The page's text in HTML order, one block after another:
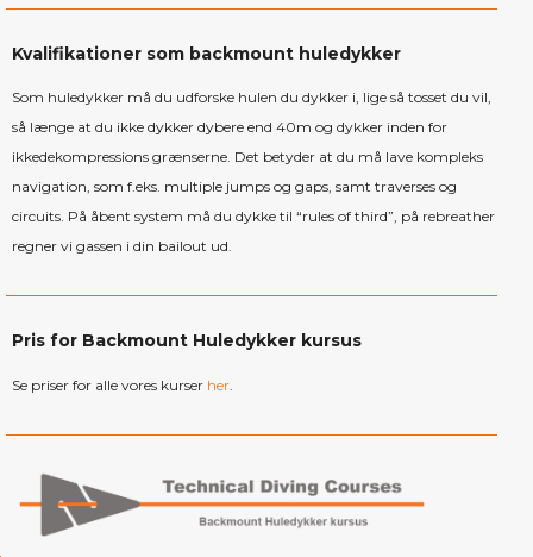
Kvalifikationer som backmount huledykker
Som huledykker må du udforske hulen du dykker i, lige så tosset du vil,
så længe at du ikke dykker dybere end 40m og dykker inden for
ikkedekompressions grænserne. Det betyder at du må lave kompleks
navigation, som f.eks. multiple jumps og gaps, samt traverses og
circuits. På åbent system må du dykke til “rules of third”, på rebreather
regner vi gassen i din bailout ud.
Pris for Backmount Huledykker kursus
Se priser for alle vores kurser her